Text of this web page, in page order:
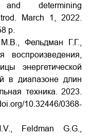
and determining
March 1, 2022.
p.
Фельдман Г.Г.,
воспроизведения,
энергетической
в диапазоне длин
техника. 2023.
10.32446/0368-
Feldman G.G.,